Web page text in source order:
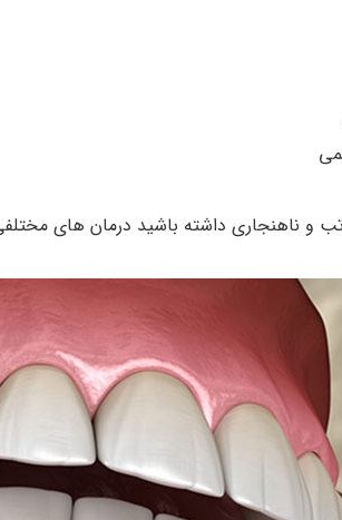
و ناهنجاری داشته باشید درمان های